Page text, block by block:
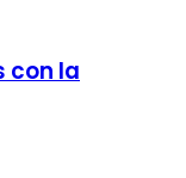
con la